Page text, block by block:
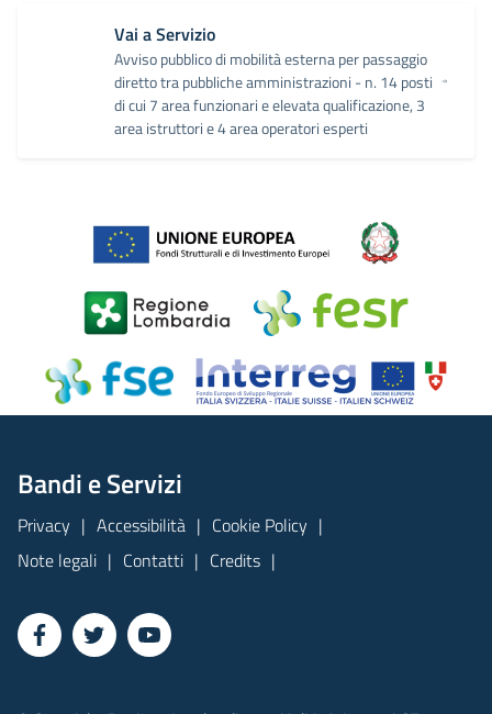
Vai a Servizio
Avviso pubblico di mobilità esterna per passaggio
diretto tra pubbliche amministrazioni - n. 14 posti
di cui 7 area funzionari e elevata qualificazione, 3
area istruttori e 4 area operatori esperti
Bandi e Servizi
Privacy Accessibilità
Cookie Policy
Note legali
Contatti Credits